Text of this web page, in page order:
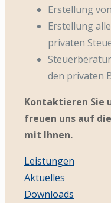
Erstellung
Erstellung
privaten
den privaten
Kontaktieren Sie
freuen uns auf
mit Ihnen.
Leistungen
Aktuelles
Downloads